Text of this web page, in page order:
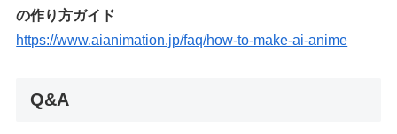
の作り方ガイド
https://www.aianimation.jp/faq/how-to-make-ai-anime
Q&A